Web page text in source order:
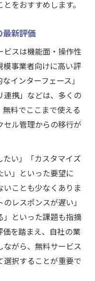
をおすすめします。
最新評価
ビスは機能面・操作性
模事業者向けに高い評
インターフェース」
連携」などは、多くの
料でここまで使える
セル管理からの移行が
たい」「カスタマイズ
い」といった要望に
いことも少なくありま
レスポンスが遅い」
」といった課題も指摘
価を踏まえ、自社の業
ながら、無料サービス
選択することが重要で